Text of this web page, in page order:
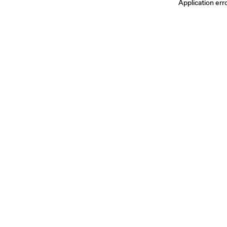
Application